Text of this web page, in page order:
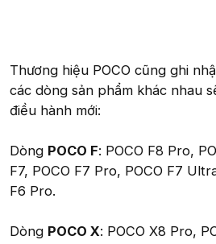
Thương hiệu POCO cũng ghi
các dòng sản phẩm khác nhau
điều hành mới:
Dòng POCO F: POCO F8 Pro,
F7, POCO F7 Pro, POCO F7
F6 Pro.
Dòng POCO X: POCO X8 Pro,